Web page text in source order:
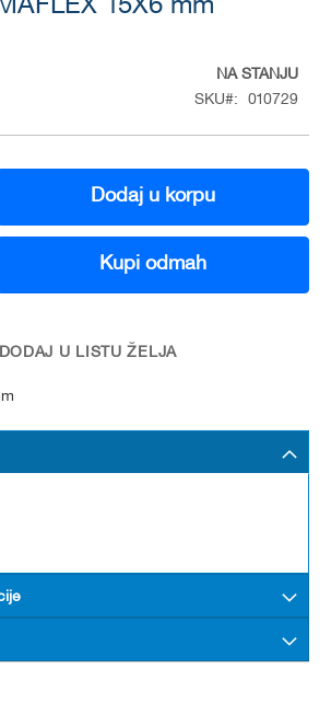
15X6 mm
NA STANJU
SKU
010729
Dodaj u korpu
Kupi odmah
DODAJ U LISTU ŽELJA